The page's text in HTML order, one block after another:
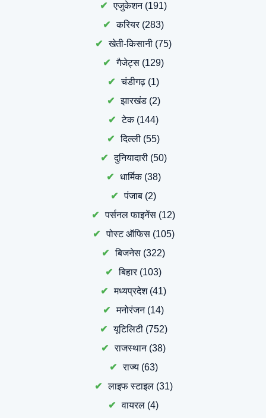
एजुकेशन(191)
करियर(283)
खेती-किसानी (75)
गैजेट्स (129)
चंडीगढ़ (1)
झारखंड(2)
टेक(144)
दिल्ली (55)
दुनियादारी(50)
धार्मिक(38)
पंजाब (2)
पर्सनल फाइनेंस (12)
पोस्ट ऑफिस(105)
बिजनेस (322)
बिहार(103)
मध्यप्रदेश(41)
मनोरंजन(14)
यूटिलिटी(752)
राजस्थान(38)
राज्य(63)
लाइफ स्टाइल(31)
वायरल (4)